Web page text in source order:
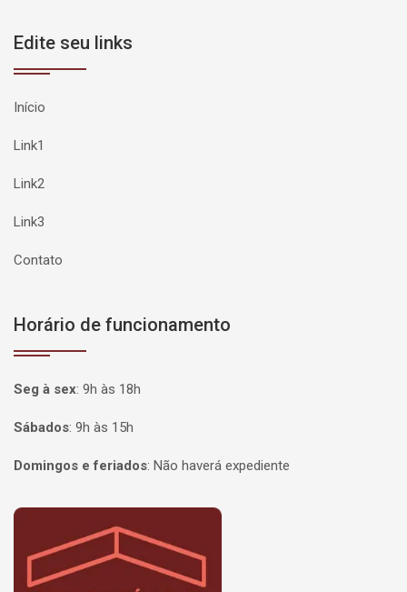
Edite seu links
Início
Link1
Link2
Link3
Contato
Horário de funcionamento
Seg à sex: 9h às 18h
Sábados: 9h às 15h
Domingos e feriados: Não haverá expediente
Página inicial